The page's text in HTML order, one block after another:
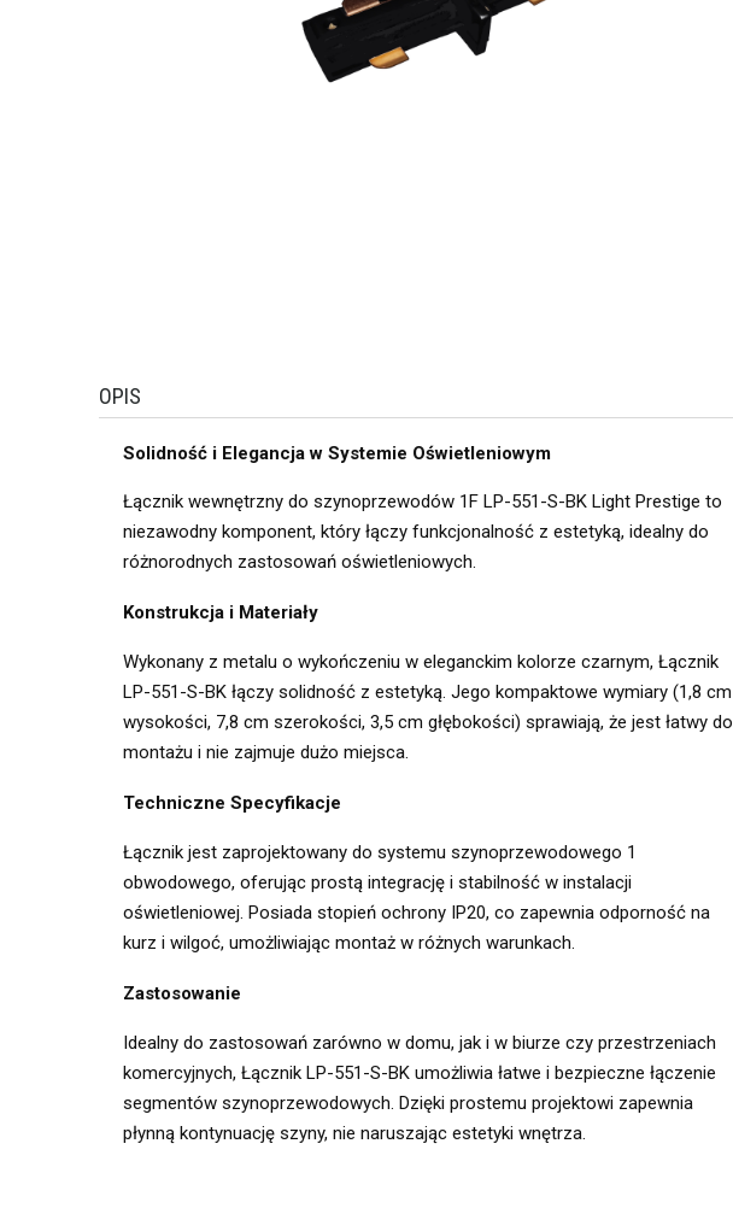
OPIS
Solidność i Elegancja w Systemie Oświetleniowym
Łącznik wewnętrzny do szynoprzewodów 1F LP-551-S-BK Light Prestige to
niezawodny komponent, który łączy funkcjonalność z estetyką, idealny do
różnorodnych zastosowań oświetleniowych.
Konstrukcja i Materiały
Wykonany z metalu o wykończeniu w eleganckim kolorze czarnym, Łącznik
LP-551-S-BK łączy solidność z estetyką. Jego kompaktowe wymiary (1,8 cm
wysokości, 7,8 cm szerokości, 3,5 cm głębokości) sprawiają, że jest łatwy do
montażu i nie zajmuje dużo miejsca.
Techniczne Specyfikacje
Łącznik jest zaprojektowany do systemu szynoprzewodowego 1
obwodowego, oferując prostą integrację i stabilność w instalacji
oświetleniowej. Posiada stopień ochrony IP20, co zapewnia odporność na
kurz i wilgoć, umożliwiając montaż w różnych warunkach.
Zastosowanie
Idealny do zastosowań zarówno w domu, jak i w biurze czy przestrzeniach
komercyjnych, Łącznik LP-551-S-BK umożliwia łatwe i bezpieczne łączenie
segmentów szynoprzewodowych. Dzięki prostemu projektowi zapewnia
płynną kontynuację szyny, nie naruszając estetyki wnętrza.